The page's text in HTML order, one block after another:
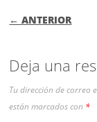
← ANTERIOR
Deja una
Tu dirección de correo
están marcados con *